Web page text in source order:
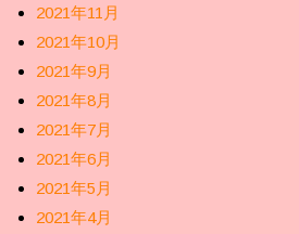
2021年11月
2021年10月
2021年9月
2021年8月
2021年7月
2021年6月
2021年5月
2021年4月